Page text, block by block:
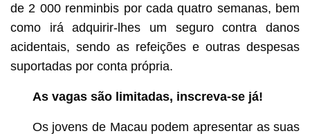
de 2 000 renminbis por cada quatro semanas, bem
como irá adquirir-lhes um seguro contra danos
acidentais, sendo as refeições e outras despesas
suportadas por conta própria.
As vagas são limitadas, inscreva-se já!
Os jovens de Macau podem apresentar as suas